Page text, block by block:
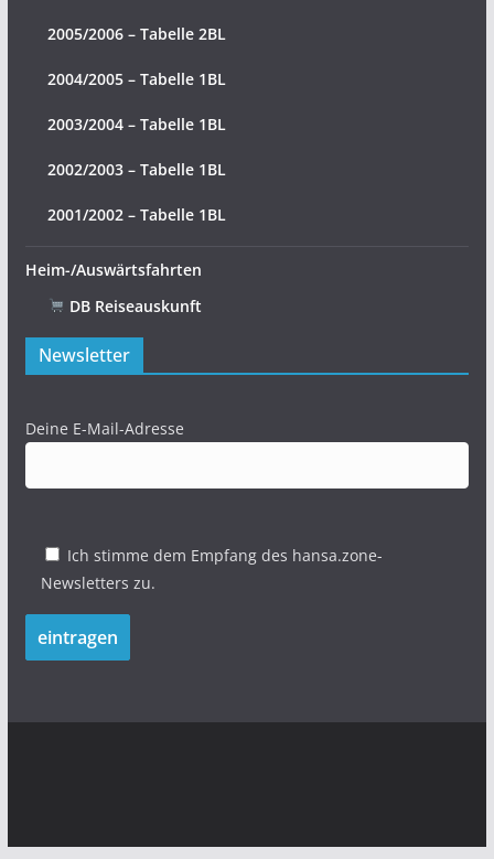
2005/2006 – Tabelle 2BL
2004/2005 – Tabelle 1BL
2003/2004 – Tabelle 1BL
2002/2003 – Tabelle 1BL
2001/2002 – Tabelle 1BL
Heim-/Auswärtsfahrten
DB Reiseauskunft
Newsletter
Deine E-Mail-Adresse
Ich stimme dem Empfang des hansa.zone-
Newsletters zu.